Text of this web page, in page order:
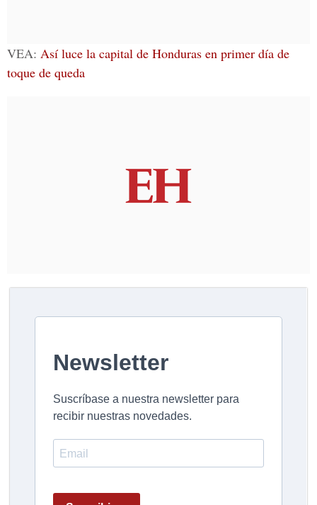
VEA: Así luce la capital de Honduras en primer día de
toque de queda